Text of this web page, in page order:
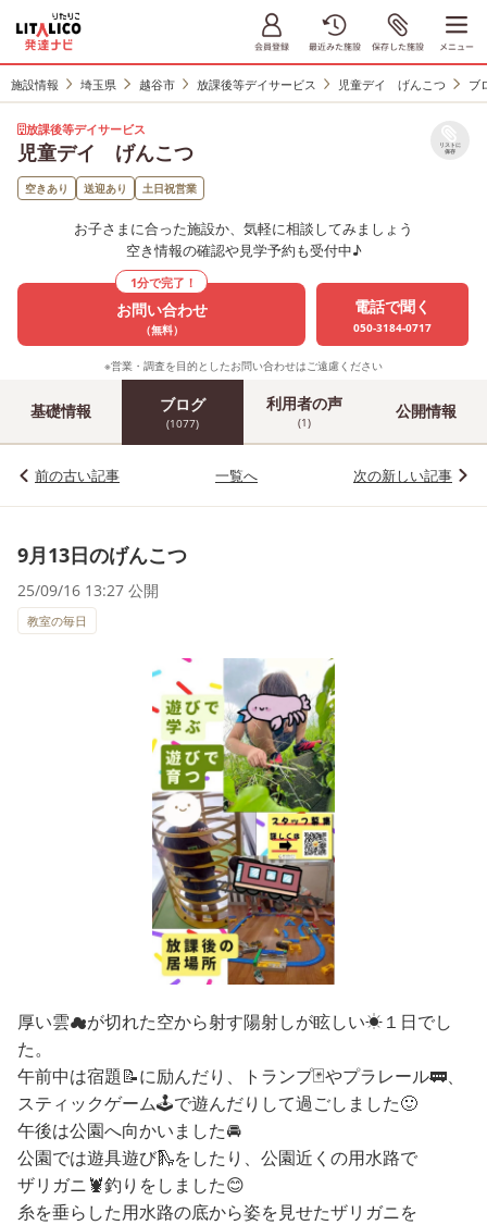
施設情報 埼玉県 越谷市 放課後等デイサービス 児童デイ げんこつ ブ
放課後等デイサービス
児童デイ げんこつ リストに
保存
空きあり 送迎あり 土日祝営業
お子さまに合った施設か、気軽に相談してみましょう
空き情報の確認や見学予約も受付中♪
1分で完了！
お問い合わせ
（無料）
電話で聞く
050-3184-0717
※営業・調査を目的としたお問い合わせはご遠慮ください
基礎情報 ブログ
(1077)
利用者の声
(1)
公開情報
前の古い記事 一覧へ 次の新しい記事
9月13日のげんこつ
25/09/16 13:27 公開
教室の毎日
厚い雲☁が切れた空から射す陽射しが眩しい☀１日でし
た。
午前中は宿題📝に励んだり、トランプ🃏やプラレール🚃、
スティックゲーム🕹️で遊んだりして過ごしました🙂
午後は公園へ向かいました🚘
公園では遊具遊び🛝をしたり、公園近くの用水路で
ザリガニ🦞釣りをしました😊
糸を垂らした用水路の底から姿を見せたザリガニを